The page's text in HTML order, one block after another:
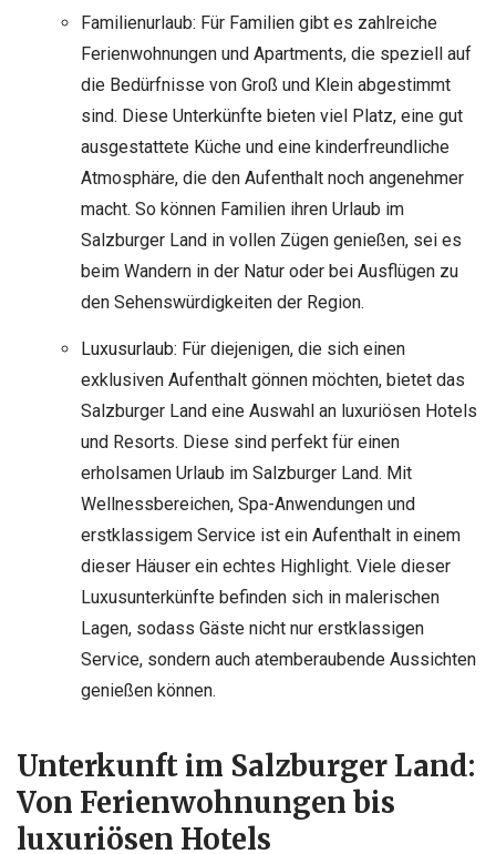
Familienurlaub: Für Familien gibt es zahlreiche
Ferienwohnungen und Apartments, die speziell auf
die Bedürfnisse von Groß und Klein abgestimmt
sind. Diese Unterkünfte bieten viel Platz, eine gut
ausgestattete Küche und eine kinderfreundliche
Atmosphäre, die den Aufenthalt noch angenehmer
macht. So können Familien ihren Urlaub im
Salzburger Land in vollen Zügen genießen, sei es
beim Wandern in der Natur oder bei Ausflügen zu
den Sehenswürdigkeiten der Region.
Luxusurlaub: Für diejenigen, die sich einen
exklusiven Aufenthalt gönnen möchten, bietet das
Salzburger Land eine Auswahl an luxuriösen Hotels
und Resorts. Diese sind perfekt für einen
erholsamen Urlaub im Salzburger Land. Mit
Wellnessbereichen, Spa-Anwendungen und
erstklassigem Service ist ein Aufenthalt in einem
dieser Häuser ein echtes Highlight. Viele dieser
Luxusunterkünfte befinden sich in malerischen
Lagen, sodass Gäste nicht nur erstklassigen
Service, sondern auch atemberaubende Aussichten
genießen können.
Unterkunft im Salzburger Land:
Von Ferienwohnungen bis
luxuriösen Hotels